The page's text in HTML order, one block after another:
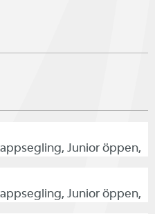
Junior öppen,
Junior öppen,